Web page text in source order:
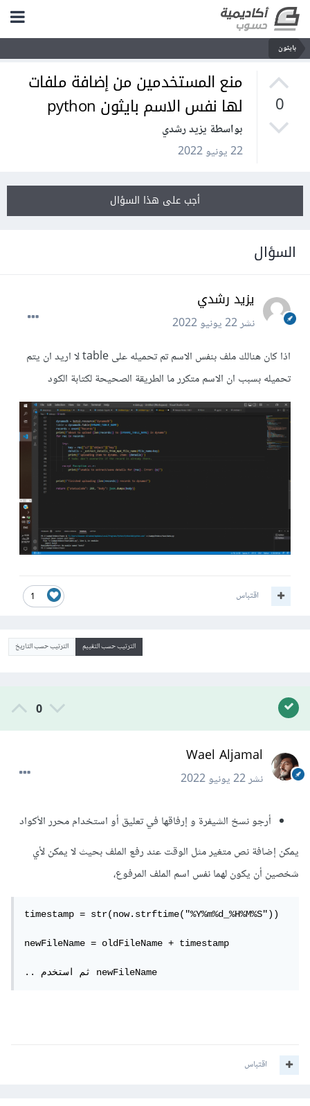
بايثون
0
منع المستخدمين من إضافة ملفات
لها نفس الاسم بايثون python
بواسطة يزيد رشدي
22 يونيو 2022
أجب على هذا السؤال
السؤال
يزيد رشدي
نشر22 يونيو 2022
اذا كان هنالك ملف بنفس الاسم تم تحميله على table لا اريد ان يتم
تحميله بسبب ان الاسم متكرر ما الطريقة الصحيحة لكتابة الكود
1 اقتباس
الترتيب حسب التقييم الترتيب حسب التاريخ
0
Wael Aljamal
نشر22 يونيو 2022
أرجو نسخ الشيفرة و إرفاقها في تعليق أو استخدام محرر الأكواد
يمكن إضافة نص متغير مثل الوقت عند رفع الملف بحيث لا يمكن لأي
شخصين أن يكون لهما نفس اسم الملف المرفوع،
timestamp = str(now.strftime("%Y%m%d_%H%M%S"))
newFileName = oldFileName + timestamp
.. ثم استخدم newFileName
اقتباس